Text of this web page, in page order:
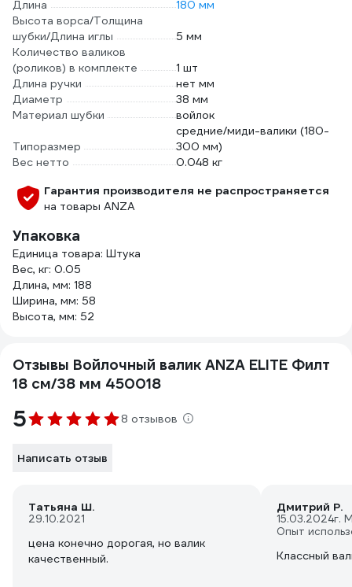
Длина
180 мм
Высота ворса/Толщина
шубки/Длина иглы
5 мм
Количество валиков
(роликов) в комплекте
1 шт
Длина ручки
нет мм
Диаметр
38 мм
Материал шубки
войлок
Типоразмер
средние/миди-валики (180-
300 мм)
Вес нетто
0.048 кг
Гарантия производителя не распространяется
на товары ANZA
Упаковка
Единица товара: Штука
Вес, кг: 0.05
Длина, мм: 188
Ширина, мм: 58
Высота, мм: 52
Отзывы Войлочный валик ANZA ELITE Филт
18 см/38 мм 450018
5 8 отзывов
Написать отзыв
Татьяна Ш.
29.10.2021
цена конечно дорогая, но валик
качественный.
Дмитрий Р.
15.03.2024г.
Опыт
Классный